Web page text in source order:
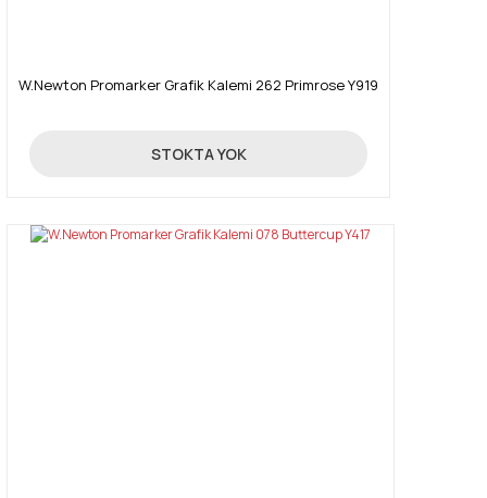
W.Newton Promarker Grafik Kalemi 262 Primrose Y919
19,90 TL
STOKTA YOK